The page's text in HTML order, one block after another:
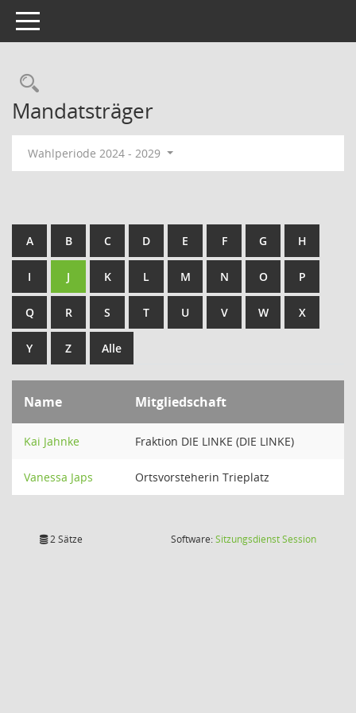
Toggle navigation
Rechercheauswahl
Mandatsträger
Wahlperiode 2024 - 2029
A B C D E F G H
I J K L M N O P
Q R S T U V W X
Y Z Alle
Name Mitgliedschaft
Kai Jahnke Fraktion DIE LINKE (DIE LINKE)
Vanessa Japs Ortsvorsteherin Trieplatz
2 Sätze Software:SitzungsdienstSession(Wird in